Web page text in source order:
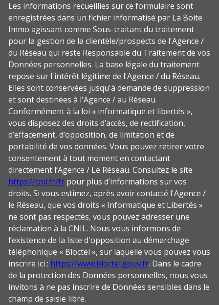
Les informations recueillies sur ce formulaire sont
enregistrées dans un fichier informatisé par La Boite
Immo agissant comme Sous-traitant du traitement
pour la gestion de la clientèle/prospects de l'Agence /
du Réseau qui reste Responsable du Traitement de vos
Données personnelles. La base légale du traitement
repose sur l'intérêt légitime de l'Agence / du Réseau.
Elles sont conservées jusqu'à demande de suppression
et sont destinées à l'Agence / au Réseau.
Conformément à la loi « informatique et libertés »,
vous disposez des droits d’accès, de rectification,
d’effacement, d’opposition, de limitation et de
portabilité de vos données. Vous pouvez retirer votre
consentement à tout moment en contactant
directement l’Agence / Le Réseau. Consultez le site
https://cnil.fr/fr pour plus d’informations sur vos
droits. Si vous estimez, après avoir contacté l'Agence /
le Réseau, que vos droits « Informatique et Libertés »
ne sont pas respectés, vous pouvez adresser une
réclamation à la CNIL. Nous vous informons de
l’existence de la liste d'opposition au démarchage
téléphonique « Bloctel », sur laquelle vous pouvez vous
inscrire ici : https://www.bloctel.gouv.fr. Dans le cadre
de la protection des Données personnelles, nous vous
invitons à ne pas inscrire de Données sensibles dans le
champ de saisie libre.